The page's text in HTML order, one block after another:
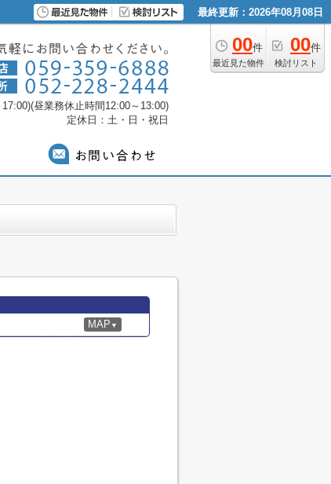
最終更新：2026年08月08日
00件
最近見た物件
00件
検討リスト
昼業務休止時間12:00～13:00)
定休日：土・日・祝日
MAP ▼